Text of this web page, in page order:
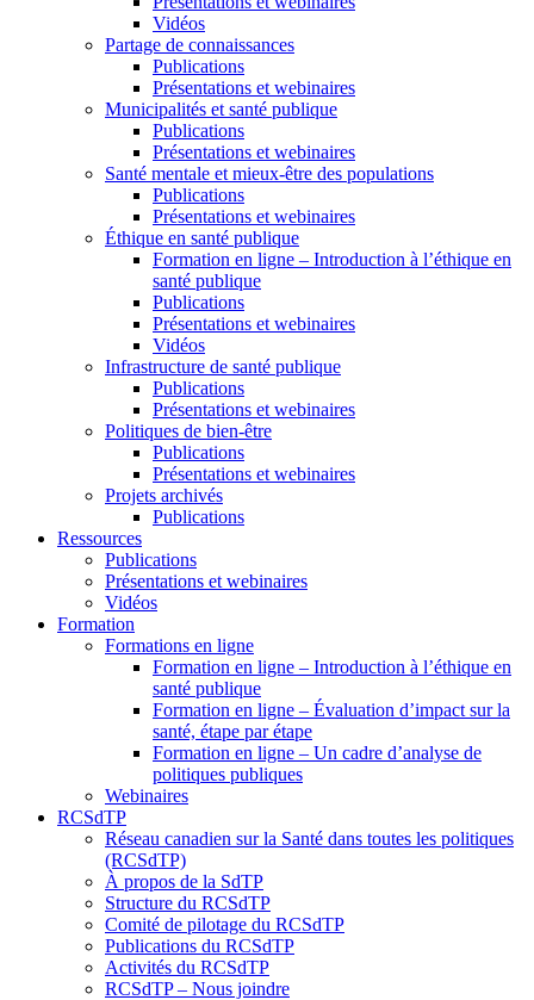
Vidéos
Partage de connaissances
Publications
Présentations et webinaires
Municipalités et santé publique
Publications
Présentations et webinaires
Santé mentale et mieux-être des populations
Publications
Présentations et webinaires
Éthique en santé publique
Formation en ligne – Introduction à l’éthique en
santé publique
Publications
Présentations et webinaires
Vidéos
Infrastructure de santé publique
Publications
Présentations et webinaires
Politiques de bien-être
Publications
Présentations et webinaires
Projets archivés
Publications
Ressources
Publications
Présentations et webinaires
Vidéos
Formation
Formations en ligne
Formation en ligne – Introduction à l’éthique en
santé publique
Formation en ligne – Évaluation d’impact sur la
santé, étape par étape
Formation en ligne – Un cadre d’analyse de
politiques publiques
Webinaires
RCSdTP
Réseau canadien sur la Santé dans toutes les politiques
(RCSdTP)
À propos de la SdTP
Structure du RCSdTP
Comité de pilotage du RCSdTP
Publications du RCSdTP
Activités du RCSdTP
RCSdTP – Nous joindre